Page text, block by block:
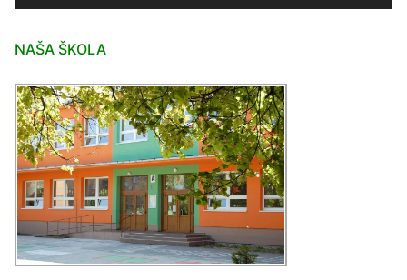
prehrávač
NAŠA ŠKOLA